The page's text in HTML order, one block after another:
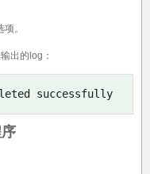
项。
出的log：
successfully